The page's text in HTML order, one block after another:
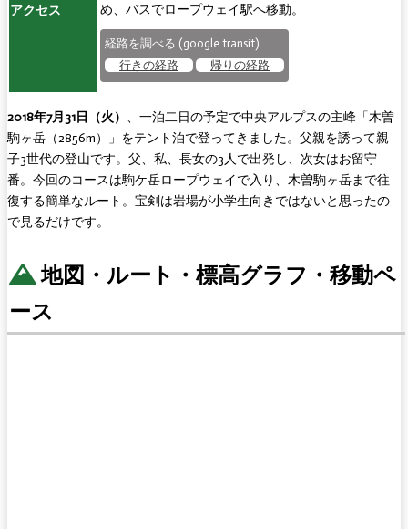
アクセス
め、バスでロープウェイ駅へ移動。
経路を調べる (google transit)
行きの経路
帰りの経路
2018年7月31日（火） 、一泊二日の予定で中央アルプスの主峰「木曽
駒ヶ岳（2856m）」をテント泊で登ってきました。父親を誘って親
子3世代の登山です。父、私、長女の3人で出発し、次女はお留守
番。今回のコースは駒ケ岳ロープウェイで入り、木曽駒ヶ岳まで往
復する簡単なルート。宝剣は岩場が小学生向きではないと思ったの
で見るだけです。
地図・ルート・標高グラフ・移動ペ
ース